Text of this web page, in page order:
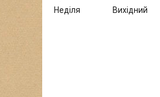
Неділя
Вихідний